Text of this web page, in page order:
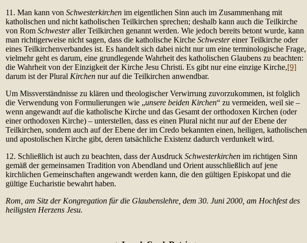
11. Man kann von Schwesterkirchen im eigentlichen Sinn auch im Zusammenhang mit
katholischen und nicht katholischen Teilkirchen sprechen; deshalb kann auch die Teilkirche
von Rom Schwesteraller Teilkirchen genannt werden. Wie jedoch bereits betont wurde, kann
man richtigerweise nicht sagen, dass die katholische Kirche Schwestereiner Teilkirche oder
eines Teilkirchenverbandes ist. Es handelt sich dabei nicht nur um eine terminologische Frage,
vielmehr geht es darum, eine grundlegende Wahrheit des katholischen Glaubens zu beachten:
die Wahrheit von der Einzigkeit der Kirche Jesu Christi. Es gibt nur eine einzige Kirche,[9]
darum ist der Plural Kirchen nur auf die Teilkirchen anwendbar.
Um Missverständnisse zu klären und theologischer Verwirrung zuvorzukommen, ist folglich
die Verwendung von Formulierungen wie „unsere beiden Kirchen“ zu vermeiden, weil sie –
wenn angewandt auf die katholische Kirche und das Gesamt der orthodoxen Kirchen (oder
einer orthodoxen Kirche) – unterstellen, dass es einen Plural nicht nur auf der Ebene der
Teilkirchen, sondern auch auf der Ebene der im Credo bekannten einen, heiligen, katholischen
und apostolischen Kirche gibt, deren tatsächliche Existenz dadurch verdunkelt wird.
12. Schließlich ist auch zu beachten, dass der Ausdruck Schwesterkirchen im richtigen Sinn
gemäß der gemeinsamen Tradition von Abendland und Orient ausschließlich auf jene
kirchlichen Gemeinschaften angewandt werden kann, die den gültigen Episkopat und die
gültige Eucharistie bewahrt haben.
Rom, am Sitz der Kongregation für die Glaubenslehre, dem 30. Juni 2000, am Hochfest des
heiligsten Herzens Jesu.